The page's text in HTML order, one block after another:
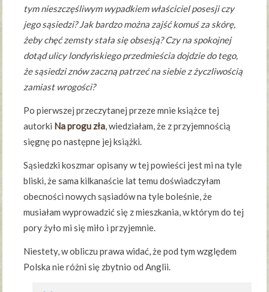
tym nieszczęśliwym wypadkiem właściciel posesji czy
jego sąsiedzi? Jak bardzo można zajść komuś za skórę,
żeby chęć zemsty stała się obsesją? Czy na spokojnej
dotąd ulicy londyńskiego przedmieścia dojdzie do tego,
że sąsiedzi znów zaczną patrzeć na siebie z życzliwością
zamiast wrogości?
Po pierwszej przeczytanej przeze mnie książce tej
autorki Na progu zła , wiedziałam, że z przyjemnością
sięgnę po następne jej książki.
Sąsiedzki koszmar opisany w tej powieści jest mi na tyle
bliski, że sama kilkanaście lat temu doświadczyłam
obecności nowych sąsiadów na tyle boleśnie, że
musiałam wyprowadzić się z mieszkania, w którym do tej
pory żyło mi się miło i przyjemnie.
Niestety, w obliczu prawa widać, że pod tym względem
Polska nie różni się zbytnio od Anglii.